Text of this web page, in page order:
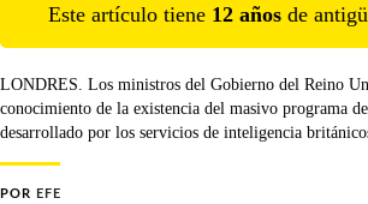
Este artículo tiene 12 años de
LONDRES. Los ministros del Gobierno del Reino
conocimiento de la existencia del masivo programa
desarrollado por los servicios de inteligencia
POR EFE